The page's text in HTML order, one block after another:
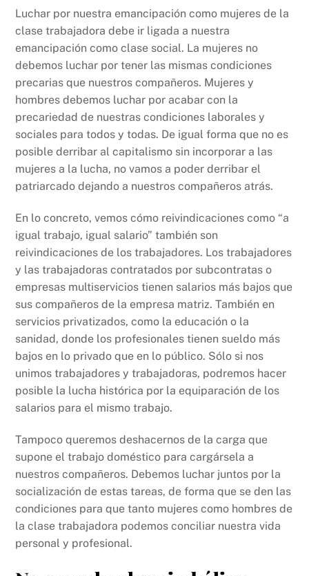
Luchar por nuestra emancipación como mujeres de la
clase trabajadora debe ir ligada a nuestra
emancipación como clase social. La mujeres no
debemos luchar por tener las mismas condiciones
precarias que nuestros compañeros. Mujeres y
hombres debemos luchar por acabar con la
precariedad de nuestras condiciones laborales y
sociales para todos y todas. De igual forma que no es
posible derribar al capitalismo sin incorporar a las
mujeres a la lucha, no vamos a poder derribar el
patriarcado dejando a nuestros compañeros atrás.
En lo concreto, vemos cómo reivindicaciones como “a
igual trabajo, igual salario” también son
reivindicaciones de los trabajadores. Los trabajadores
y las trabajadoras contratados por subcontratas o
empresas multiservicios tienen salarios más bajos que
sus compañeros de la empresa matriz. También en
servicios privatizados, como la educación o la
sanidad, donde los profesionales tienen sueldo más
bajos en lo privado que en lo público. Sólo si nos
unimos trabajadores y trabajadoras, podremos hacer
posible la lucha histórica por la equiparación de los
salarios para el mismo trabajo.
Tampoco queremos deshacernos de la carga que
supone el trabajo doméstico para cargársela a
nuestros compañeros. Debemos luchar juntos por la
socialización de estas tareas, de forma que se den las
condiciones para que tanto mujeres como hombres de
la clase trabajadora podemos conciliar nuestra vida
personal y profesional.